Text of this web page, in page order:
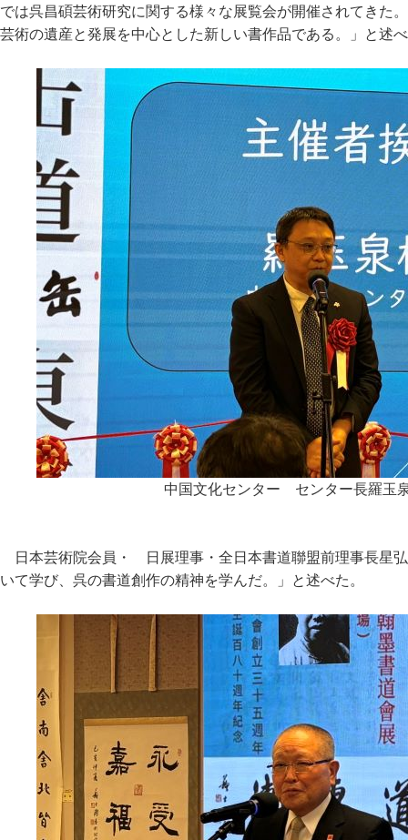
では呉昌碩芸術研究に関する様々な展覧会が開催されてきた
芸術の遺産と発展を中心とした新しい書作品である。」と述
中国文化センター センター長羅玉
日本芸術院会員・ 日展理事・全日本書道聯盟前理事長星
いて学び、呉の書道創作の精神を学んだ。」と述べた。